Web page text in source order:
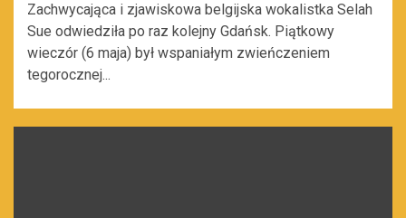
Zachwycająca i zjawiskowa belgijska wokalistka Selah
Sue odwiedziła po raz kolejny Gdańsk. Piątkowy
wieczór (6 maja) był wspaniałym zwieńczeniem
tegorocznej...